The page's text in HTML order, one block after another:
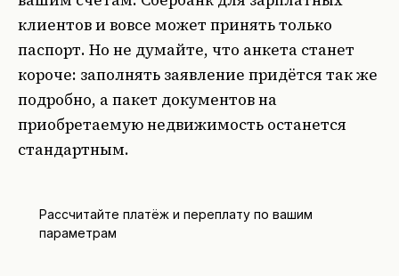
клиентов и вовсе может принять только
паспорт. Но не думайте, что анкета станет
короче: заполнять заявление придётся так же
подробно, а пакет документов на
приобретаемую недвижимость останется
стандартным.
Рассчитайте платёж и переплату по вашим
параметрам